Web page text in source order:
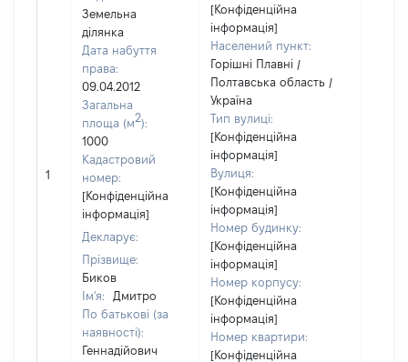
1
Земельна
ділянка
Дата набуття
права:
09.04.2012
Загальна
площа (м2):
1000
Кадастровий
номер:
[Конфіденційна
інформація]
Декларує:
Прізвище:
Биков
Ім'я:
Дмитро
По батькові (за
наявності):
Геннадійович
[Конфіденційна
інформація]
Населений пункт:
Горішні Плавні /
Полтавська область /
Україна
Тип вулиці:
[Конфіденційна
інформація]
Вулиця:
[Конфіденційна
інформація]
Номер будинку:
[Конфіденційна
інформація]
Номер корпусу:
[Конфіденційна
інформація]
Номер квартири:
[Конфіденційна